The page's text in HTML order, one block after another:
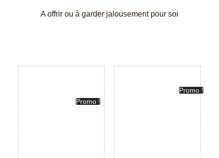
A offrir ou à garder jalousement pour soi
Promo !
Promo !